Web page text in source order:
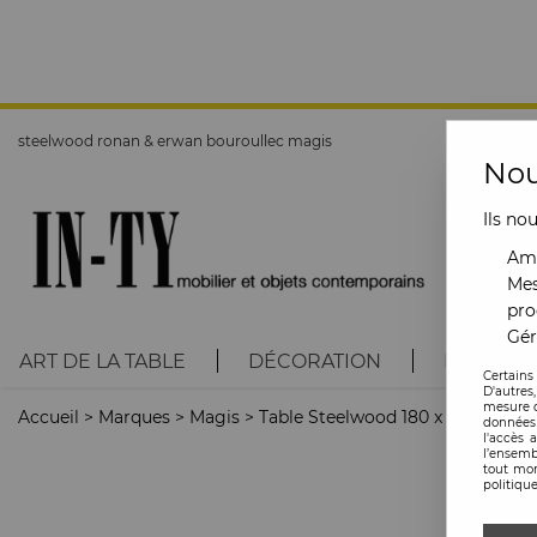
steelwood ronan & erwan bouroullec magis
ART DE LA TABLE DÉCORATION
Accueil > Marques > Magis > Table Steelwood 180 x 90 cm
Ils
mesure
l'accès
tout